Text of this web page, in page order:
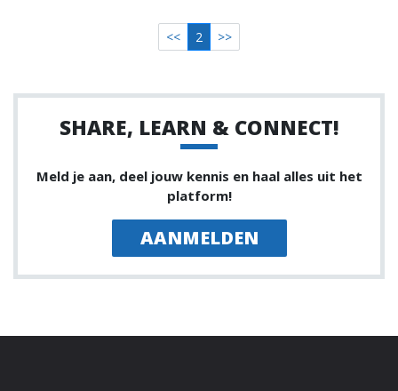
<< 2 >>
SHARE, LEARN & CONNECT!
Meld je aan, deel jouw kennis en haal alles uit het
platform!
AANMELDEN